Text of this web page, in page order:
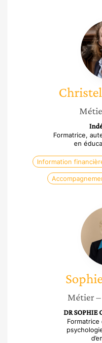
Formatrice,
en
Information
Métier
DR SOPHIE